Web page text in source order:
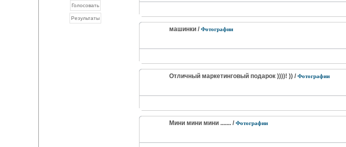
машинки / Фотографии
Отличный маркетинговый подарок ))))! )) / Фотографии
Мини мини мини ....... / Фотографии